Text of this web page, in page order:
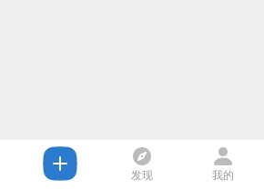
发现 我的